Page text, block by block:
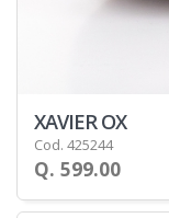
XAVIER OX
Cod. 425244
Q. 599.00